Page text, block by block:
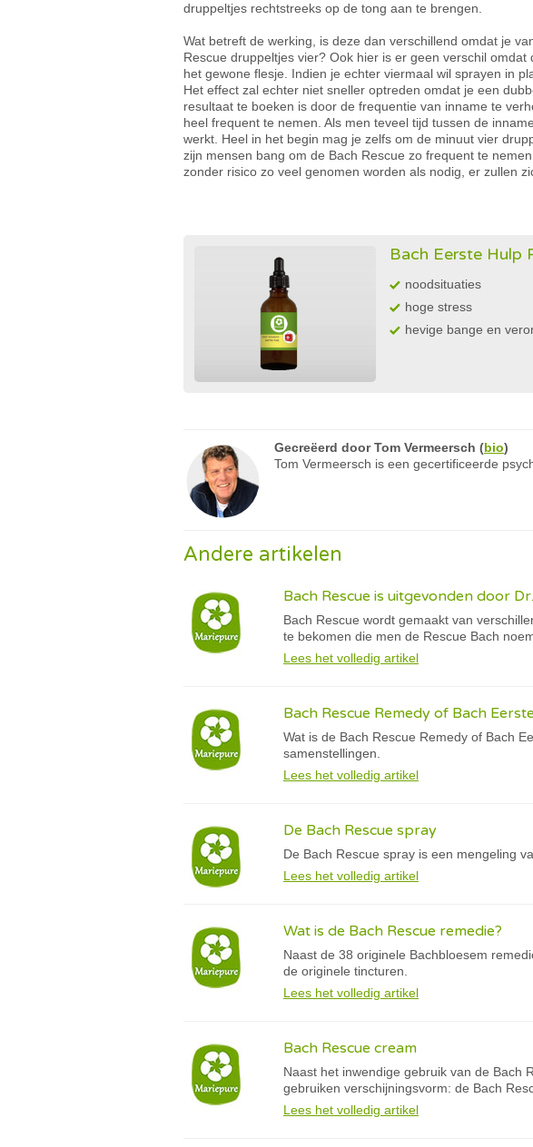
druppeltjes rechtstreeks op de tong aan te brengen.
Wat betreft de werking, is deze dan verschillend omdat je
Rescue druppeltjes vier? Ook hier is er geen verschil
het gewone flesje. Indien je echter viermaal wil sprayen in
Het effect zal echter niet sneller optreden omdat je een
resultaat te boeken is door de frequentie van inname te
heel frequent te nemen. Als men teveel tijd tussen de
werkt. Heel in het begin mag je zelfs om de minuut vier
zijn mensen bang om de Bach Rescue zo frequent te
zonder risico zo veel genomen worden als nodig, er zullen
Bach Eerste Hulp
noodsituaties
hoge stress
hevige bange en
Gecreëerd doorTom Vermeersch (bio)
Tom Vermeersch is een gecertificeerde
Andere artikelen
Bach Rescue is uitgevonden door
Bach Rescue wordt gemaakt van
te bekomen die men de Rescue Bach
Lees het volledig artikel
Bach Rescue Remedy of Bach
Wat is de Bach Rescue Remedy of Bach
samenstellingen.
Lees het volledig artikel
De Bach Rescue spray
De Bach Rescue spray is een mengeling
Lees het volledig artikel
Wat is de Bach Rescue remedie?
Naast de 38 originele Bachbloesem
de originele tincturen.
Lees het volledig artikel
Bach Rescue cream
Naast het inwendige gebruik van de Bach
gebruiken verschijningsvorm: de Bach
Lees het volledig artikel